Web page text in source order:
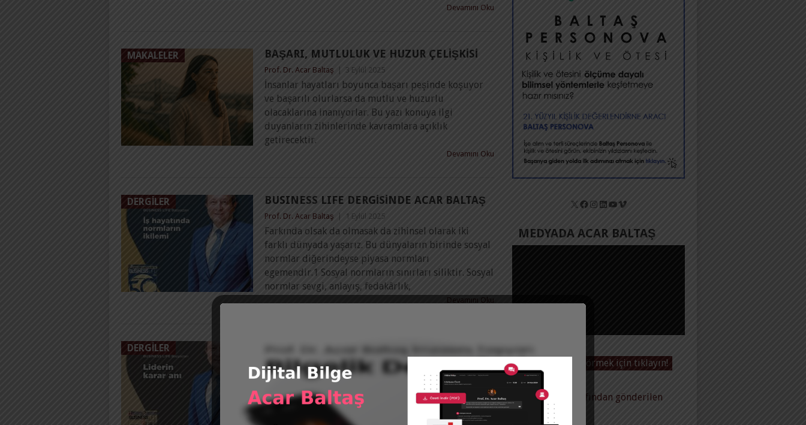
Devamını Oku
MAKALELER BAŞARI, MUTLULUK VE HUZUR ÇELIŞKISI
Prof. Dr. Acar Baltaş 3 Eylül 2025
İnsanlar hayatları boyunca başarı peşinde koşuyor
ve başarılı olurlarsa da mutlu ve huzurlu
olacaklarına inanıyorlar. Bu yazı konuya ilgi
duyanların zihinlerinde kavramlara açıklık
getirecektir.
Devamını Oku
DERGILER BUSINESS LIFE DERGİSİNDE ACAR BALTAŞ
Prof. Dr. Acar Baltaş 1 Eylül 2025
Farkında olsak da olmasak da zihinsel olarak iki
farklı dünyada yaşarız. Bu dünyaların birinde sosyal
normlar diğerindeyse piyasa normları
egemendir.1 Sosyal normların sınırları siliktir. Sosyal
normlar sevgi, anlayış, fedakârlık,
Devamını Oku
DERGILER BUSINESS LIFE DERGİSİNDE ACAR BALTAŞ
Prof. Dr. Acar Baltaş | 1 Ağustos 2025
İyi bir yöneticinin dört önemli özelliğinden biri karar
vermek konusundaki isabetidir. Karar vermek
zorunda kalan birçok yönetici daha fazla zamana,
daha fazla bilgiye ve danışacak birilerine ihtiyaç
X Facebook
Instagram
LinkedIn
YouTube
Vimeo
MEDYADA ACAR BALTAŞ
Tüm Videoları görmek için tıklayın!
@acarbaltas tarafından gönderilen
tweetler